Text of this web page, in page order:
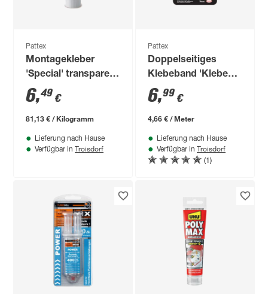
Pattex
Montagekleber
'Special' transparent
80 g
6,49 €
81,13 € / Kilogramm
Lieferung nach Hause
Verfügbar in Troisdorf
Pattex
Doppelseitiges
Klebeband 'Kleben
statt Bohren' rot 19
mm x 1,5 m
6,99 €
4,66 € / Meter
Lieferung nach Hause
Verfügbar in Troisdorf
(1)